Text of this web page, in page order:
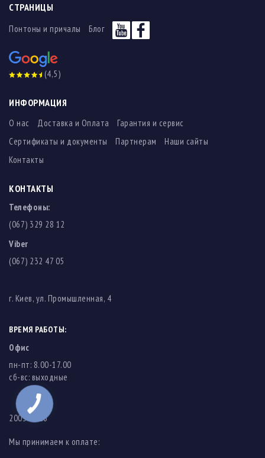
СТРАНИЦЫ
Понтоны и причалы Блог
(4,5)
ИНФОРМАЦИЯ
О нас Доставка и Оплата
Гарантия и сервис
Сертификаты и документы
Партнерам
Наши сайты
Контакты
КОНТАКТЫ
Телефоны:
(067) 329 28 12
Viber
(067) 232 47 05
г. Киев, ул. Промышленная, 4
ВРЕМЯ РАБОТЫ:
Офис
пн-пт: 8.00-17.00
cб-вс: выходные
2003-2026
Мы принимаем к оплате: